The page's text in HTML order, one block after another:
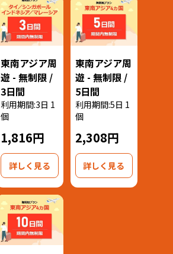
東南アジア周
遊 - 無制限 /
3日間
利用期間:3日 1
個
1,816円
詳しく見る
東南アジア周
遊 - 無制限 /
5日間
利用期間:5日 1
個
2,308円
詳しく見る